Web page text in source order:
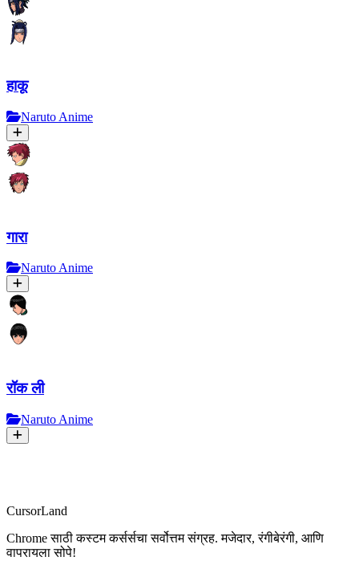
हाकू
Naruto Anime
गारा
Naruto Anime
रॉक ली
Naruto Anime
CursorLand
Chrome साठी कस्टम कर्सर्सचा सर्वोत्तम संग्रह. मजेदार, रंगीबेरंगी, आणि
वापरायला सोपे!